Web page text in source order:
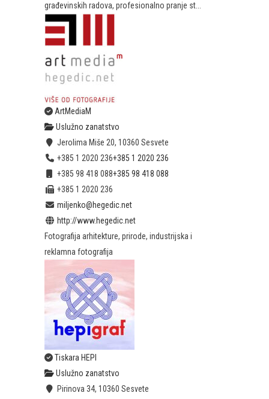
građevinskih radova, profesionalno pranje st...
ArtMediaM
Uslužno zanatstvo
Jerolima Miše 20, 10360 Sesvete
+385 1 2020 236+385 1 2020 236
+385 98 418 088+385 98 418 088
+385 1 2020 236
miljenko@hegedic.net
http://www.hegedic.net
Fotografija arhitekture, prirode, industrijska i
reklamna fotografija
Tiskara HEPI
Uslužno zanatstvo
Pirinova 34, 10360 Sesvete